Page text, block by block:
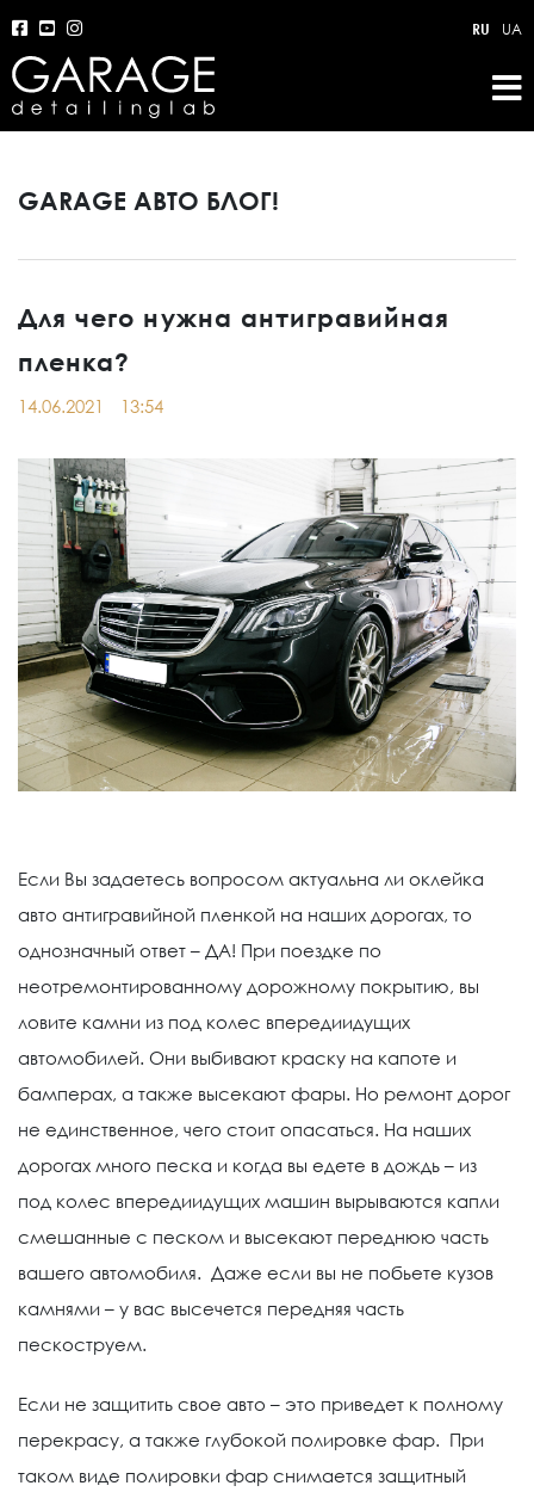
RU UA
GARAGE АВТО БЛОГ!
Для чего нужна антигравийная
пленка?
14.06.2021 13:54
Если Вы задаетесь вопросом актуальна ли оклейка
авто антигравийной пленкой на наших дорогах, то
однозначный ответ – ДА! При поездке по
неотремонтированному дорожному покрытию, вы
ловите камни из под колес впередиидущих
автомобилей. Они выбивают краску на капоте и
бамперах, а также высекают фары. Но ремонт дорог
не единственное, чего стоит опасаться. На наших
дорогах много песка и когда вы едете в дождь – из
под колес впередиидущих машин вырываются капли
смешанные с песком и высекают переднюю часть
вашего автомобиля. Даже если вы не побьете кузов
камнями – у вас высечется передняя часть
пескоструем.
Если не защитить свое авто – это приведет к полному
перекрасу, а также глубокой полировке фар. При
таком виде полировки фар снимается защитный